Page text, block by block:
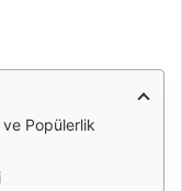
ve Popülerlik